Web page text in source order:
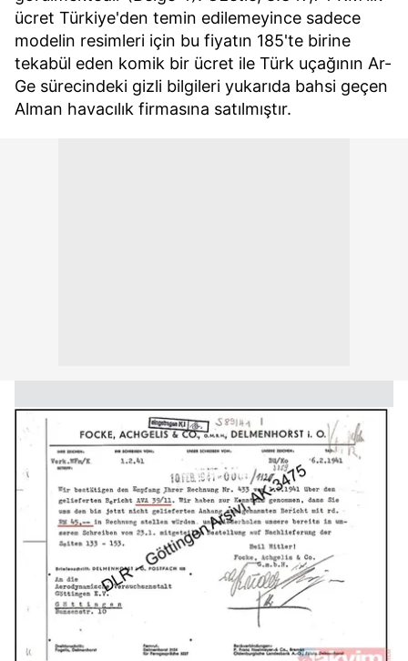
ücret Türkiye'den temin edilemeyince sadece
modelin resimleri için bu fiyatın 185'te birine
tekabül eden komik bir ücret ile Türk uçağının Ar-
Ge sürecindeki gizli bilgileri yukarıda bahsi geçen
Alman havacılık firmasına satılmıştır.